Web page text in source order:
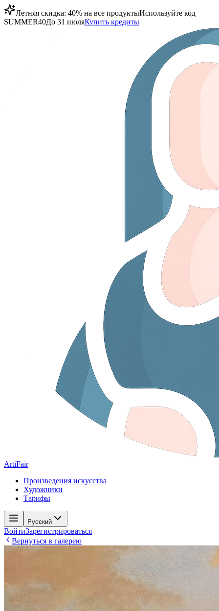
Летняя скидка: 40% на все продуктыИспользуйте код
SUMMER40До 31 июляКупить кредиты
ArtiFair
Произведения искусства
Художники
Тарифы
Русский
ВойтиЗарегистрироваться
Вернуться в галерею